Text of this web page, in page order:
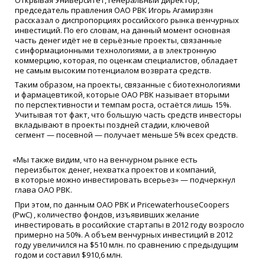
председатель правления ОАО РВК Игорь Агамирзян
рассказал о диспропорциях российского рынка венчурных
инвестиций. По его словам, на данный момент основная
часть денег идёт не в серьёзные проекты, связанные
с информационными технологиями, а в электронную
коммерцию, которая, по оценкам специалистов, обладает
не самым высоким потенциалом возврата средств.
Таким образом, на проекты, связанные с биотехнологиями
и фармацевтикой, которые ОАО РВК называет вторыми
по перспективности и темпам роста, остаётся лишь 15%.
Учитывая тот факт, что большую часть средств инвесторы
вкладывают в проекты поздней стадии, ключевой
сегмент — посевной — получает меньше 5% всех средств.
«Мы также видим, что на венчурном рынке есть
переизбыток денег, нехватка проектов и компаний,
в которые можно инвестировать всерьез» — подчеркнул
глава ОАО РВК.
При этом, по данным ОАО РВК и PricewaterhouseCoopers
(PwC) , количество фондов, изъявивших желание
инвестировать в российские стартапы в 2012 году возросло
примерно на 50%. А объем венчурных инвестиций в 2012
году увеличился на $510 млн. по сравнению с предыдущим
годом и составил $910,6 млн.